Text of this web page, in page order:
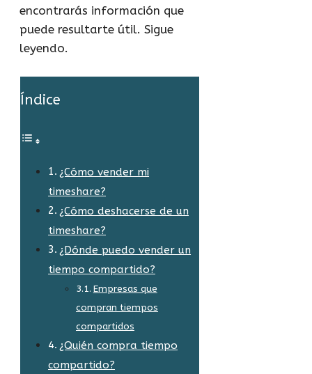
encontrarás información que
puede resultarte útil. Sigue
leyendo.
Índice
¿Cómo vender mi
timeshare?
¿Cómo deshacerse de un
timeshare?
¿Dónde puedo vender un
tiempo compartido?
Empresas que
compran tiempos
compartidos
¿Quién compra tiempo
compartido?